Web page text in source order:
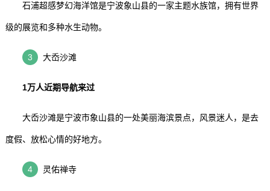
石浦超感梦幻海洋馆是宁波象山县的一家主题水族馆，拥有世界
级的展览和多种水生动物。
3 大岙沙滩
1万人近期导航来过
大岙沙滩是宁波市象山县的一处美丽海滨景点，风景迷人，是去
度假、放松心情的好地方。
4 灵佑禅寺